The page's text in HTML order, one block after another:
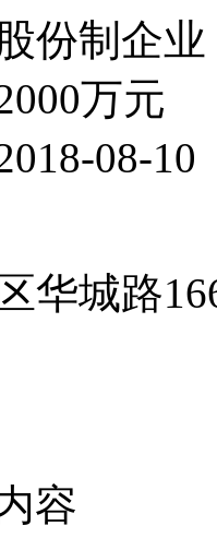
份制企业
万元
08-10
华城路
容